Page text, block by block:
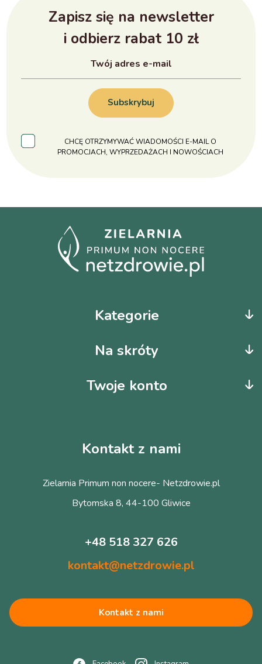
Zapisz się na newsletter
i odbierz rabat 10 zł
Subskrybuj
CHCĘ OTRZYMYWAĆ WIADOMOŚCI E-MAIL O
PROMOCJACH, WYPRZEDAŻACH I NOWOŚCIACH
Kategorie
Na skróty
Twoje konto
Kontakt z nami
Zielarnia Primum non nocere- Netzdrowie.pl
Bytomska 8, 44-100 Gliwice
+48 518 327 626
kontakt@netzdrowie.pl
Kontakt z nami